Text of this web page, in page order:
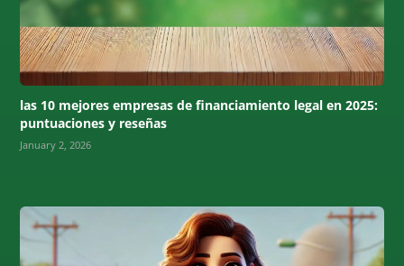
las 10 mejores empresas de financiamiento legal en 2025:
puntuaciones y reseñas
January 2, 2026